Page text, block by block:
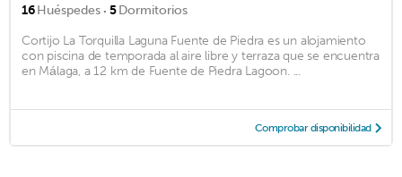
16Huéspedes · 5Dormitorios
Cortijo La Torquilla Laguna Fuente de Piedra es un alojamiento
con piscina de temporada al aire libre y terraza que se encuentra
en Málaga, a 12 km de Fuente de Piedra Lagoon. ...
Comprobar disponibilidad